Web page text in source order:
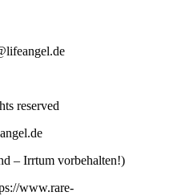
reserved
– Irrtum vorbehalten!)
www.rare-